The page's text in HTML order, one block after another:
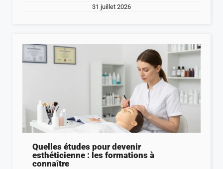
31 juillet 2026
Quelles études pour devenir
esthéticienne : les formations à
connaître